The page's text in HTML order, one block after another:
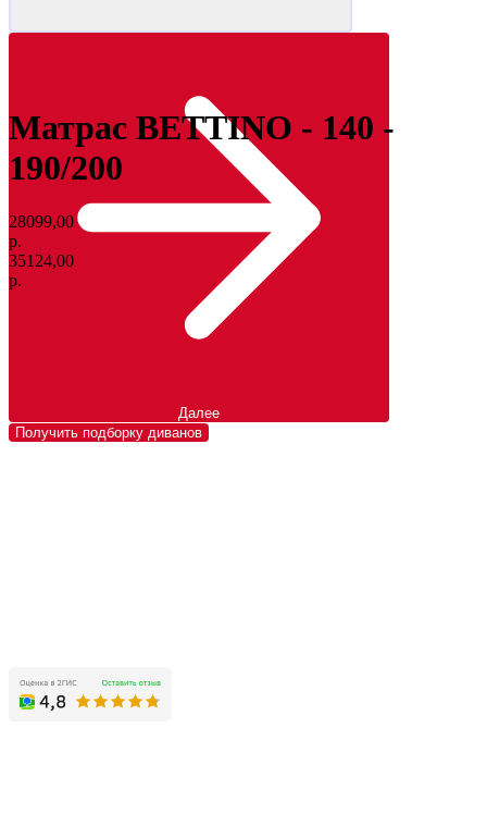
Далее
Получить подборку диванов
Матрас BETTINO - 140 -
190/200
28099,00
р.
35124,00
р.